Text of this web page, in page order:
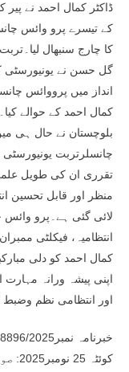
کے تیسرے پرو وائس
کا چارج سنبھال
گل حسن نے یونیورسٹی
انداز میں پرووائس
کمال احمد کے حوالے
بلوچستان نے حال ہی
چانسلرتربت
تقرری ان کی طویل
منظر اور قابل تحسین
لائی گئی ہے۔پرو وائس
انتظامیہ، فیکلٹی
کمال احمد کو دلی
اپنی پیشہ ورانہ مہارت
اور انتظامی نظم وضبط
خبرنامہ نمبر8896/2025